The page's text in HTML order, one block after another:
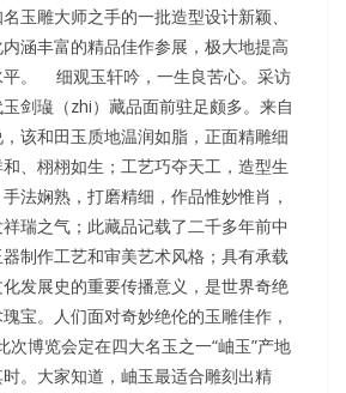
玉雕大师之手的一批造型设计新颖、
涵丰富的精品佳作参展，极大地提高
平。 细观玉轩吟，一生良苦心。采访
剑璏（zhi）藏品面前驻足颇多。来自
该和田玉质地温润如脂，正面精雕细
、栩栩如生；工艺巧夺天工，造型生
法娴熟，打磨精细，作品惟妙惟肖，
瑞之气；此藏品记载了二千多年前中
制作工艺和审美艺术风格；具有承载
发展史的重要传播意义，是世界奇绝
宝。人们面对奇妙绝伦的玉雕佳作，
博览会定在四大名玉之一“岫玉”产地
。大家知道，岫玉最适合雕刻出精